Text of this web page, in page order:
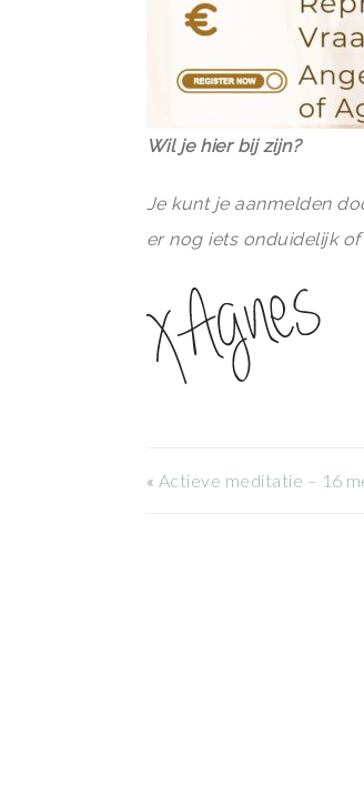
Wil je hier bij zijn?
Je kunt je aanmelden
er nog iets onduidelijk
« Actieve meditatie – 16